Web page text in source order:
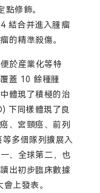
修飾。
結合并進入腫瘤
的精準殺傷。
於産業化等特
蓋 10 餘種腫
體現了積極的治
下同樣體現了良
、宮頸癌、前列
多個隊列擴展入
、全球第二，也
出初步臨床數據
上發表。